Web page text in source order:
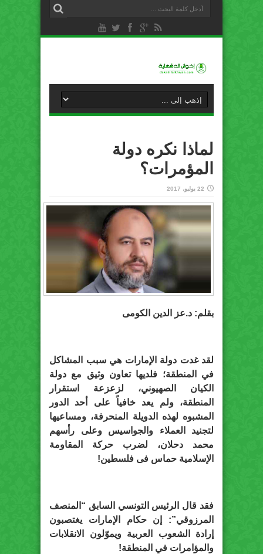
لماذا نكره دولة
المؤمرات؟
22 يوليو، 2017
بقلم: د.عز الدين الكومى
لقد غدت دولة الإمارات هي سبب المشاكل
في المنطقة؛ فلديها تعاون وثيق مع دولة
الكيان الصهيوني، لزعزعة استقرار
المنطقة، ولم يعد خافياً على أحد الدور
المشبوه لهذه الدويلة المنحرفة، ومساعيها
لتجنيد العملاء والجواسيس وعلى رأسهم
محمد دحلان، لضرب حركة المقاومة
الإسلامية حماس فى فلسطين!
فقد قال الرئيس التونسي السابق “المنصف
المرزوقي”: إن حكام الإمارات يغتصبون
إرادة الشعوب العربية ويموّلون الانقلابات
والمؤامرات في المنطقة!